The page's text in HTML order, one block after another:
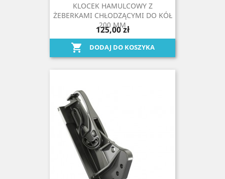
KLOCEK HAMULCOWY Z
ŻEBERKAMI CHŁODZĄCYMI DO KÓŁ
200 MM
125,00 zł
 DODAJ DO KOSZYKA